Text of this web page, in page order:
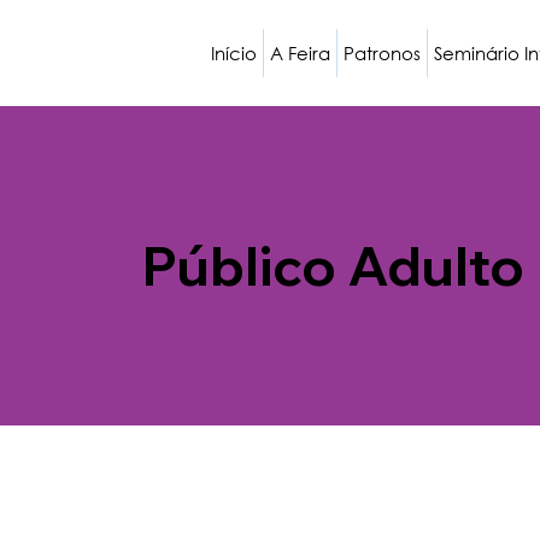
Início A Feira Patronos Seminário
Público Adulto